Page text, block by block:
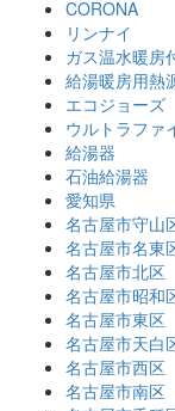
CORONA
リンナイ
ガス温水暖房
給湯暖房用熱
エコジョーズ
ウルトラファ
給湯器
石油給湯器
愛知県
名古屋市守山
名古屋市名東
名古屋市北区
名古屋市昭和
名古屋市東区
名古屋市天白
名古屋市西区
名古屋市南区